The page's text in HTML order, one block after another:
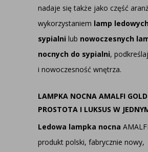
nadaje się także jako część
wykorzystaniem lamp
sypialni lub nowoczesnych
nocnych do sypialni,
i nowoczesność wnętrza.
LAMPKA NOCNA AMALFI
PROSTOTA I LUKSUS W
Ledowa lampka nocna
produkt polski, fabrycznie nowy,